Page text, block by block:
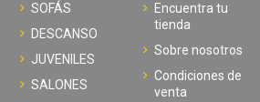
SOFÁS
DESCANSO
JUVENILES
SALONES
Encuentra tu
tienda
Sobre nosotros
Condiciones de
venta